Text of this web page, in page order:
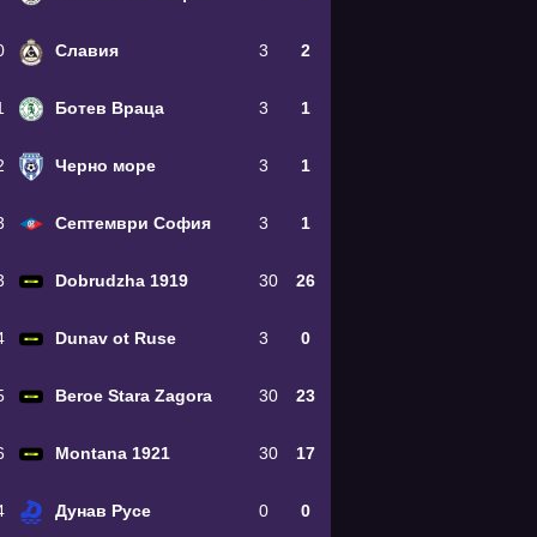
Славия 3 2
Ботев Враца 3 1
Черно море 3 1
Септември София 3 1
Dobrudzha 1919 30 26
Dunav ot Ruse 3 0
Beroe Stara Zagora 30 23
Montana 1921 30 17
Дунав Русе 0 0